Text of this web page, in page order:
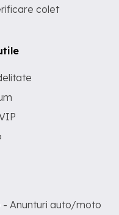
colet
- Anunturi auto/moto